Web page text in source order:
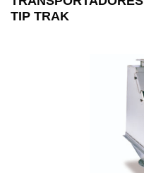
TIP TRAK